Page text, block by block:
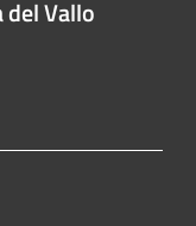
del Vallo